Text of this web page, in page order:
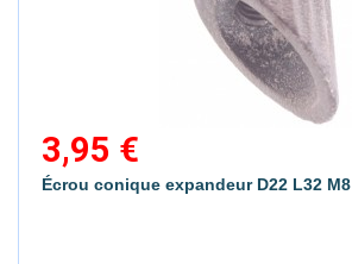
3,95 €
Écrou conique expandeur D22 L32 M8